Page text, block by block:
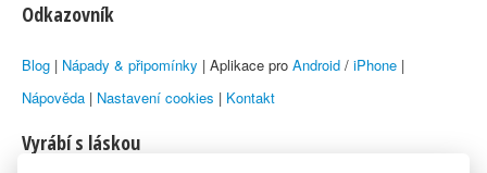
Odkazovník
Blog | Nápady & připomínky | Aplikace pro Android / iPhone |
Nápověda | Nastavení cookies | Kontakt
Vyrábí s láskou